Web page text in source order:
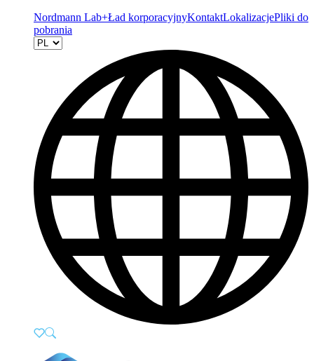
Nordmann Lab+Ład korporacyjnyKontaktLokalizacjePliki do
pobrania